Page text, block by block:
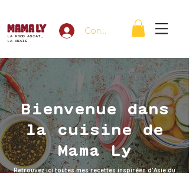
LA FOOD ASIAT,
LA VRAIE
Connexion
Bienvenue dans
la cuisine de
Mama Ly
Retrouvez ici toutes mes recettes inspirées d’Asie du